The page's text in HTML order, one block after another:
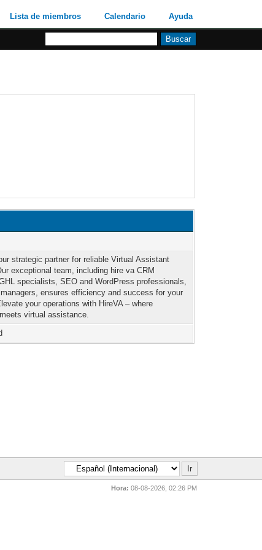
Lista de miembros Calendario Ayuda
strategic partner for reliable Virtual Assistant
exceptional team, including hire va CRM
specialists, SEO and WordPress professionals,
ensures efficiency and success for your
your operations with HireVA – where
virtual assistance.
Hora: 08-08-2026, 02:26 PM